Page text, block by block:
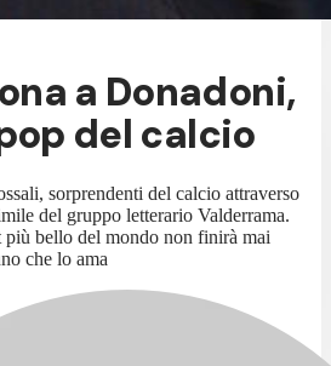
a Donadoni,
del calcio
sorprendenti del calcio attraverso
del gruppo letterario Valderrama.
più bello del mondo non finirà mai
che lo ama